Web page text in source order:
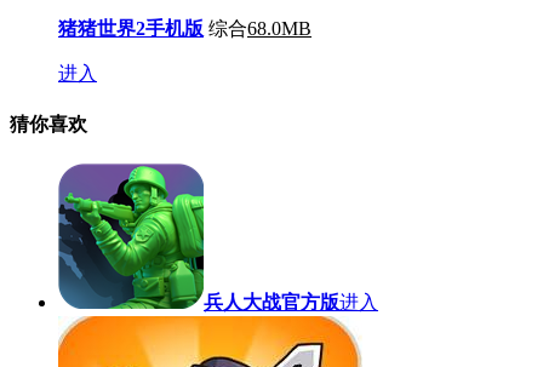
猪猪世界2手机版 综合68.0MB
进入
猜你喜欢
兵人大战官方版进入